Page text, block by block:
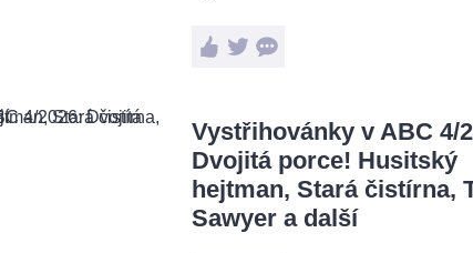
Vystřihovánky v ABC 4/
Dvojitá porce! Husitský
hejtman, Stará čistírna,
Sawyer a další